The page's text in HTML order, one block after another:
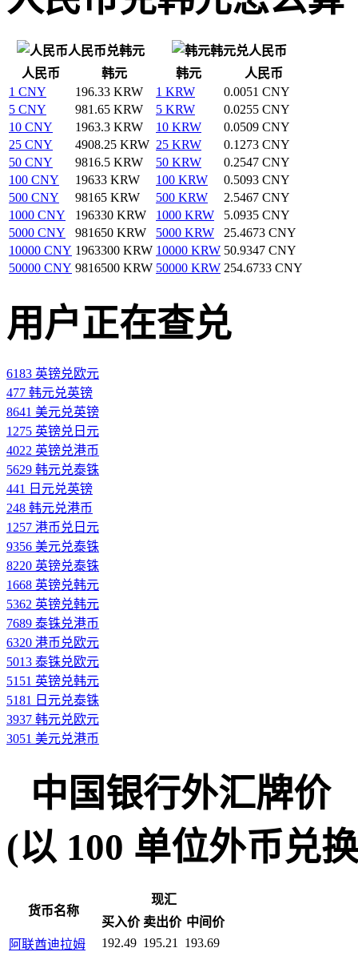
人民币兑韩元
韩元兑人民币
人民币
韩元 韩元
人民币
1 CNY
196.33 KRW 1 KRW
0.0051 CNY
5 CNY
981.65 KRW 5 KRW
0.0255 CNY
10 CNY
1963.3 KRW 10 KRW
0.0509 CNY
25 CNY
4908.25 KRW 25 KRW
0.1273 CNY
50 CNY
9816.5 KRW 50 KRW
0.2547 CNY
100 CNY
19633 KRW 100 KRW
0.5093 CNY
500 CNY
98165 KRW 500 KRW
2.5467 CNY
1000 CNY
196330 KRW 1000 KRW
5.0935 CNY
5000 CNY
981650 KRW 5000 KRW
25.4673 CNY
10000 CNY 1963300 KRW 10000 KRW 50.9347 CNY
50000 CNY 9816500 KRW 50000 KRW 254.6733 CNY
用户正在查兑
6183 英镑兑欧元
477 韩元兑英镑
8641 美元兑英镑
1275 英镑兑日元
4022 英镑兑港币
5629 韩元兑泰铢
441 日元兑英镑
248 韩元兑港币
1257 港币兑日元
9356 美元兑泰铢
8220 英镑兑泰铢
1668 英镑兑韩元
5362 英镑兑韩元
7689 泰铢兑港币
6320 港币兑欧元
5013 泰铢兑欧元
5151 英镑兑韩元
5181 日元兑泰铢
3937 韩元兑欧元
3051 美元兑港币
中国银行外汇牌价
(以 100 单位外币兑
货币名称
现汇
买入价 卖出价 中间价
阿联酋迪拉姆
192.49 195.21
193.69